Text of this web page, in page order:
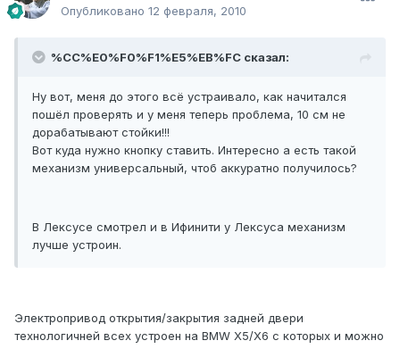
Опубликовано 12 февраля, 2010
%CC%E0%F0%F1%E5%EB%FC сказал:
Ну вот, меня до этого всё устраивало, как начитался
пошёл проверять и у меня теперь проблема, 10 см не
дорабатывают стойки!!!
Вот куда нужно кнопку ставить. Интересно а есть такой
механизм универсальный, чтоб аккуратно получилось?
В Лексусе смотрел и в Ифинити у Лексуса механизм
лучше устроин.
Электропривод открытия/закрытия задней двери
технологичней всех устроен на BMW X5/X6 с которых и можно